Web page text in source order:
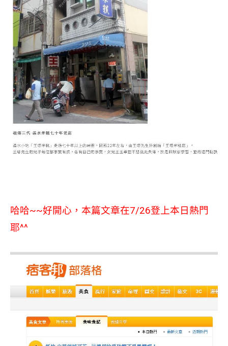
哈哈~~好開心，本篇文章在7/26登上本日熱門
耶^^